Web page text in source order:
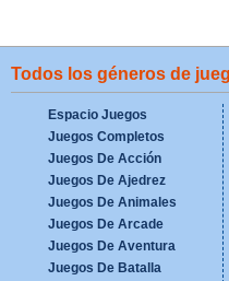
Todos los géneros de
Espacio Juegos
Juegos Completos
Juegos De Acción
Juegos De Ajedrez
Juegos De Animales
Juegos De Arcade
Juegos De Aventura
Juegos De Batalla